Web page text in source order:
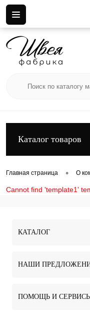
Каталог товаров
Главная страница • О
Cannot find 'template1'
КАТАЛОГ
НАШИ
ПОМОЩЬ И